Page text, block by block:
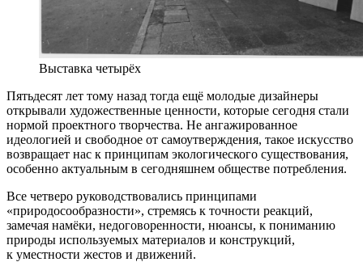
Выставка четырёх
Пятьдесят лет тому назад тогда ещё молодые дизайнеры
открывали художественные ценности, которые сегодня стали
нормой проектного творчества. Не ангажированное
идеологией и свободное от самоутверждения, такое искусство
возвращает нас к принципам экологического существования,
особенно актуальным в сегодняшнем обществе потребления.
Все четверо руководствовались принципами
«природосообразности», стремясь к точности реакций,
замечая намёки, недоговоренности, нюансы, к пониманию
природы используемых материалов и конструкций,
к уместности жестов и движений.